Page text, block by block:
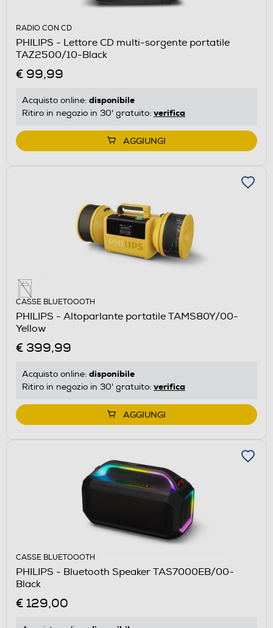
RADIO CON CD
PHILIPS - Lettore CD multi-sorgente portatile
TAZ2500/10-Black
€ 99,99
Acquisto online: disponibile
Ritiro in negozio in 30' gratuito: verifica
AGGIUNGI
CASSE BLUETOOOTH
PHILIPS - Altoparlante portatile TAMS80Y/00-
Yellow
€ 399,99
Acquisto online: disponibile
Ritiro in negozio in 30' gratuito: verifica
AGGIUNGI
CASSE BLUETOOOTH
PHILIPS - Bluetooth Speaker TAS7000EB/00-
Black
€ 129,00